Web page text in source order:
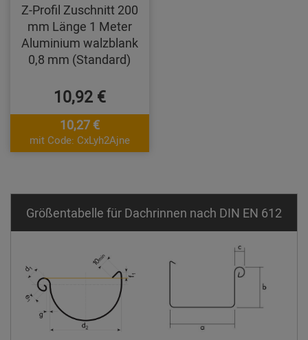
Z-Profil Zuschnitt 200
mm Länge 1 Meter
Aluminium walzblank
0,8 mm (Standard)
10,92 €
10,27 €
mit Code: CxLyh2Ajne
Größentabelle für Dachrinnen nach DIN EN 612